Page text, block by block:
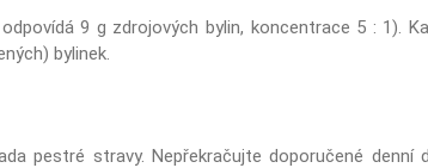
9 g zdrojových bylin, koncentrace 5 : 1).
bylinek.
pestré stravy. Nepřekračujte doporučené denní